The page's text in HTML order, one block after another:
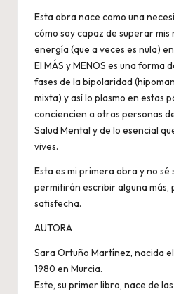
Esta obra nace como una
cómo soy capaz de superar
energía (que a veces es nula)
El MÁS y MENOS es una forma
fases de la bipolaridad
mixta) y así lo plasmo en estas
conciencien a otras personas
Salud Mental y de lo esencial
vives.
Esta es mi primera obra y no sé
permitirán escribir alguna más,
satisfecha.
AUTORA
Sara Ortuño Martínez, nacida
1980 en Murcia.
Este, su primer libro, nace de